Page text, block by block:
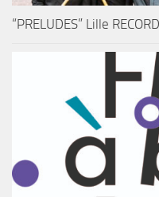
“PRELUDES” Lille